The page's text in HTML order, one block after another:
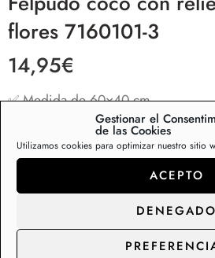
Gestionar el
de las Cookies
Utilizamos cookies para optimizar nuestro sitio
ACEPTO
DENEGADO
flores 7160101-3
14,95€
✅ Medida de 60×40 cm
✅ Felpudo de fibra de coco
goma antideslizante
✅ Máxima calidad, fibras
que la suciedad entre en su hogar.
✅ Felpudo de coco que atrapa la
nieve o cualquier tipo de